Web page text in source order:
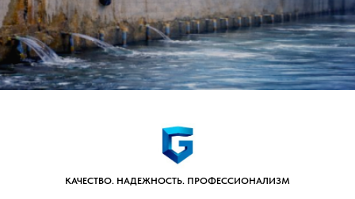
КАЧЕСТВО. НАДЕЖНОСТЬ. ПРОФЕССИОНАЛИЗМ